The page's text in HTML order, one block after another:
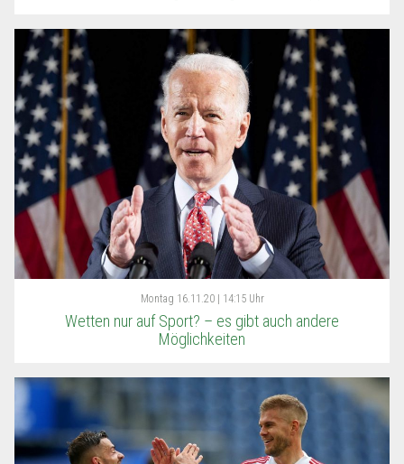
Montag 16.11.20 | 14:15 Uhr
Wetten nur auf Sport? – es gibt auch andere
Möglichkeiten